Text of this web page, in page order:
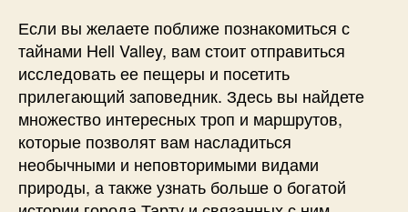
Если вы желаете поближе познакомиться с
тайнами Hell Valley, вам стоит отправиться
исследовать ее пещеры и посетить
прилегающий заповедник. Здесь вы найдете
множество интересных троп и маршрутов,
которые позволят вам насладиться
необычными и неповторимыми видами
природы, а также узнать больше о богатой